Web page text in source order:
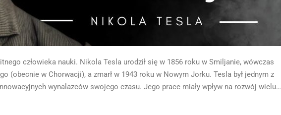
człowieka nauki. Nikola Tesla urodził się w 1856 roku w Smiljanie, wówczas
(obecnie w Chorwacji), a zmarł w 1943 roku w Nowym Jorku. Tesla był jednym z
wynalazców swojego czasu. Jego prace miały wpływ na rozwój wielu…